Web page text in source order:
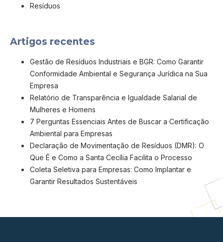
Resíduos
Artigos recentes
Gestão de Resíduos Industriais e BGR: Como Garantir
Conformidade Ambiental e Segurança Jurídica na Sua
Empresa
Relatório de Transparência e Igualdade Salarial de
Mulheres e Homens
7 Perguntas Essenciais Antes de Buscar a Certificação
Ambiental para Empresas
Declaração de Movimentação de Resíduos (DMR): O
Que É e Como a Santa Cecília Facilita o Processo
Coleta Seletiva para Empresas: Como Implantar e
Garantir Resultados Sustentáveis